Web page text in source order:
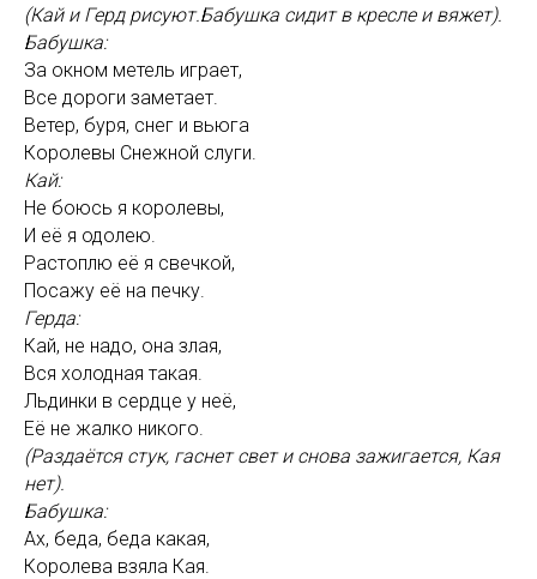
(Кай и Герд рисуют.Бабушка сидит в кресле и вяжет).
Бабушка:
За окном метель играет,
Все дороги заметает.
Ветер, буря, снег и вьюга
Королевы Снежной слуги.
Кай:
Не боюсь я королевы,
И её я одолею.
Растоплю её я свечкой,
Посажу её на печку.
Герда:
Кай, не надо, она злая,
Вся холодная такая.
Льдинки в сердце у неё,
Её не жалко никого.
(Раздаётся стук, гаснет свет и снова зажигается, Кая
нет).
Бабушка:
Ах, беда, беда какая,
Королева взяла Кая.